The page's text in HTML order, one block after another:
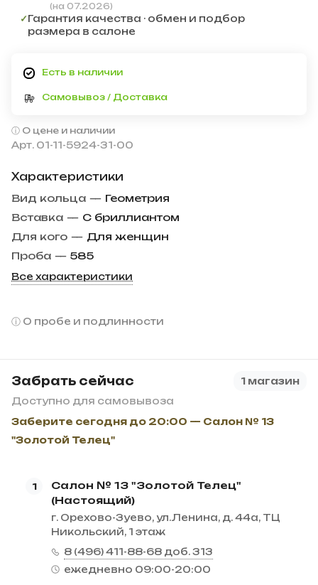
Арт. 01-11-5924-31-00
Характеристики
Вид кольца — Геометрия
Вставка — С бриллиантом
Для кого — Для женщин
Проба — 585
Все характеристики
О пробе и подлинности
Забрать сейчас
1 магазин
Доступно для самовывоза
Заберите сегодня до 20:00 — Салон № 13
"Золотой Телец"
1
Салон № 13 "Золотой Телец"
(Настоящий)
г. Орехово-Зуево, ул.Ленина, д. 44а, ТЦ
Никольский, 1 этаж
8 (496) 411-88-68 доб. 313
ежедневно 09:00-20:00
(на 07.2026)
✓Гарантия качества · обмен и подбор
размера в салоне
Есть в наличии
Самовывоз / Доставка
О цене и наличии